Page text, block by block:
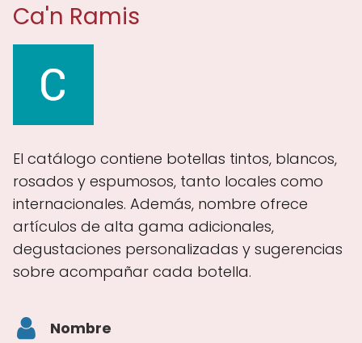
Ca'n Ramis
El catálogo contiene botellas tintos, blancos,
rosados y espumosos, tanto locales como
internacionales. Además, nombre ofrece
artículos de alta gama adicionales,
degustaciones personalizadas y sugerencias
sobre acompañar cada botella.
Nombre